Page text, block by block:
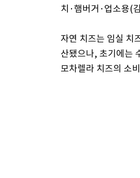
치·햄버거·업소용(
자연 치즈는 임실 치
산됐으나, 초기에는
모차렐라 치즈의 소